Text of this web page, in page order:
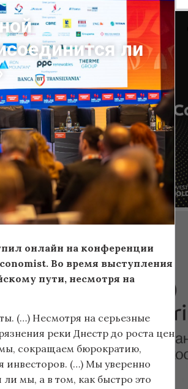
ли
онлайн на конференции
Во время выступления
пути, несмотря на
(…) Несмотря на серьезные
реки Днестр до роста цен
сокращаем бюрократию,
инвесторов. (…) Мы уверенно
мы, а в том, как быстро это